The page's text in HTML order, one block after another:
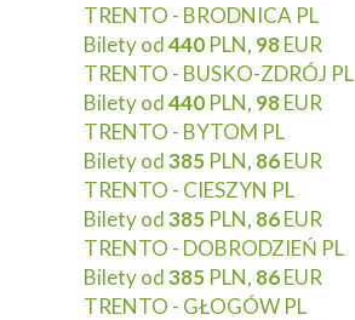
TRENTO - BRODNICA PL
Bilety od440 PLN, 98EUR
TRENTO - BUSKO-ZDRÓJ PL
Bilety od440 PLN, 98EUR
TRENTO - BYTOM PL
Bilety od385 PLN, 86EUR
TRENTO - CIESZYN PL
Bilety od385 PLN, 86EUR
TRENTO - DOBRODZIEŃ PL
Bilety od385 PLN, 86EUR
TRENTO - GŁOGÓW PL